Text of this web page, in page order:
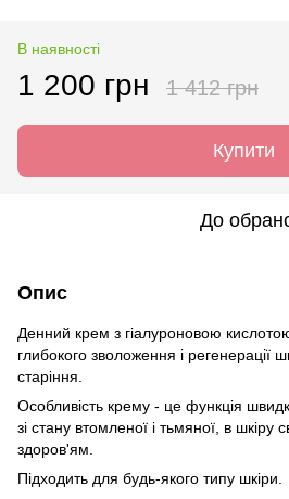
В наявності
1 200 грн 1 412 грн
Купити
До
Опис
Денний крем з гіалуроновою
глибокого зволоження і регенерації
старіння.
Особливість крему - це функція
зі стану втомленої і тьмяної, в шкіру
здоров'ям.
Підходить для будь-якого типу шкіри.